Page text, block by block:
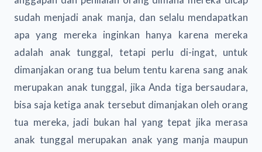
sudah menjadi anak manja, dan selalu mendapatkan
apa yang mereka inginkan hanya karena mereka
adalah anak tunggal, tetapi perlu di-ingat, untuk
dimanjakan orang tua belum tentu karena sang anak
merupakan anak tunggal, jika Anda tiga bersaudara,
bisa saja ketiga anak tersebut dimanjakan oleh orang
tua mereka, jadi bukan hal yang tepat jika merasa
anak tunggal merupakan anak yang manja maupun